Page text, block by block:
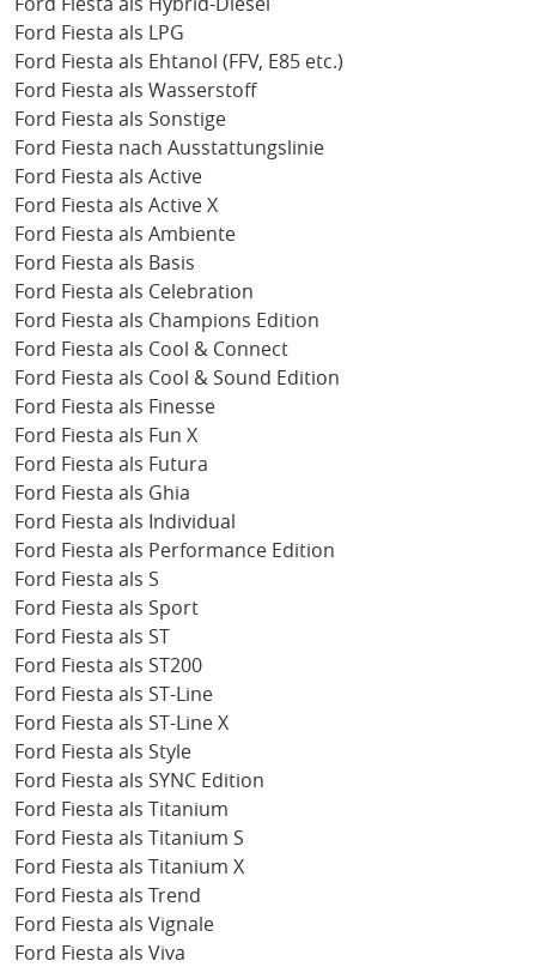
Ford Fiesta als LPG
Ford Fiesta als Ehtanol (FFV, E85 etc.)
Ford Fiesta als Wasserstoff
Ford Fiesta als Sonstige
Ford Fiesta nach Ausstattungslinie
Ford Fiesta als Active
Ford Fiesta als Active X
Ford Fiesta als Ambiente
Ford Fiesta als Basis
Ford Fiesta als Celebration
Ford Fiesta als Champions Edition
Ford Fiesta als Cool & Connect
Ford Fiesta als Cool & Sound Edition
Ford Fiesta als Finesse
Ford Fiesta als Fun X
Ford Fiesta als Futura
Ford Fiesta als Ghia
Ford Fiesta als Individual
Ford Fiesta als Performance Edition
Ford Fiesta als S
Ford Fiesta als Sport
Ford Fiesta als ST
Ford Fiesta als ST200
Ford Fiesta als ST-Line
Ford Fiesta als ST-Line X
Ford Fiesta als Style
Ford Fiesta als SYNC Edition
Ford Fiesta als Titanium
Ford Fiesta als Titanium S
Ford Fiesta als Titanium X
Ford Fiesta als Trend
Ford Fiesta als Vignale
Ford Fiesta als Viva